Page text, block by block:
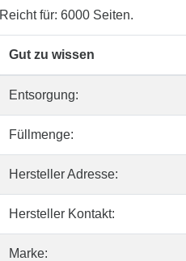
Reicht für: 6000 Seiten.
Gut zu wissen
Entsorgung:
Füllmenge:
Hersteller Adresse:
Hersteller Kontakt:
Marke: